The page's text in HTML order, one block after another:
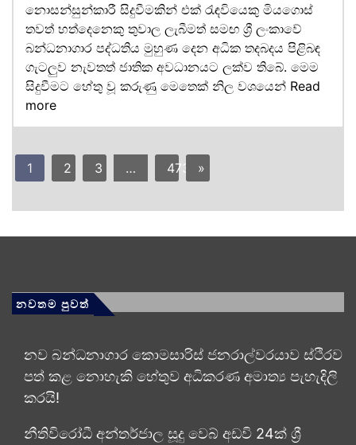
නොසන්සුන්කාරී සිදුවීමකින් එක් රැඳවියෙකු මියගොස්
තවත් හත්දෙනෙකු තුවාල ලැබීමත් සමඟ ශ්‍රී ලංකාවේ
බන්ධනාගාර පද්ධතිය මුහුණ දෙන අධික තදබදය පිළිබඳ
ගැටලුව නැවතත් ජාතික අවධානයට ලක්ව තිබේ. මෙම
සිදුවීමට හේතු වූ කරුණු මෙතෙක් නිල වශයෙන් Read
more
1 2 3 … 473 »
නවතම පුවත්
නව බන්ධනාගාර කොමසාරිස් ජනරාල්වරයාව ස්ථිරව
පත් කළ නොහැකි හේතුව අධිකරණ අමාත්‍ය පැහැදිලි
කරයි!
නීතිවිරෝධී අන්තර්ජාල සූදු වෙබ් අඩවි 24ක් ශ්‍රී